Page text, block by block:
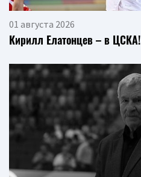
01 августа 2026
Кирилл Елатонцев – в ЦСКА!